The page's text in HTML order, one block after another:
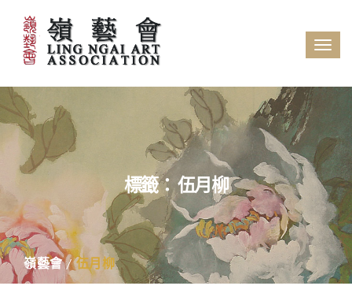
標籤：伍月柳
嶺藝會 伍月柳